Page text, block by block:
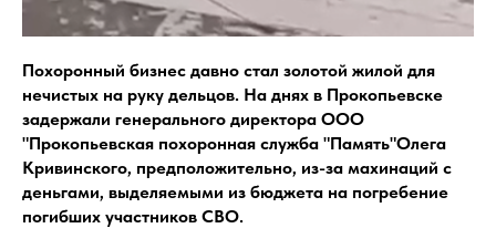
Похоронный бизнес давно стал золотой жилой для
нечистых на руку дельцов. На днях в Прокопьевске
задержали генерального директора ООО
"Прокопьевская похоронная служба "Память"Олега
Кривинского, предположительно, из-за махинаций с
деньгами, выделяемыми из бюджета на погребение
погибших участников СВО.